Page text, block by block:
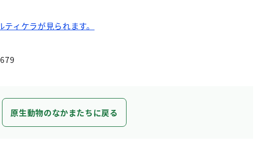
ィケラが見られます。
原生動物のなかまたちに戻る